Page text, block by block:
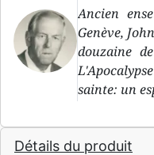
Ancien
Genève,
douzaine
sainte: un
Détails du produit